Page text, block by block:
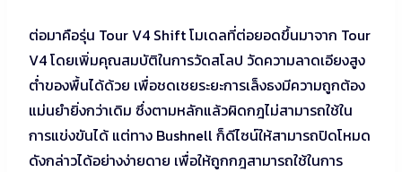
ต่อมาคือรุ่น Tour V4 Shift โมเดลที่ต่อยอดขึ้นมาจาก Tour
V4 โดยเพิ่มคุณสมบัติในการวัดสโลป วัดความลาดเอียงสูง
ต่ำของพื้นได้ด้วย เพื่อชดเชยระยะการเล็งธงมีความถูกต้อง
แม่นยำยิ่งกว่าเดิม ซึ่งตามหลักแล้วผิดกฎไม่สามารถใช้ใน
การแข่งขันได้ แต่ทาง Bushnell ก็ดีไซน์ให้สามารถปิดโหมด
ดังกล่าวได้อย่างง่ายดาย เพื่อให้ถูกกฎสามารถใช้ในการ